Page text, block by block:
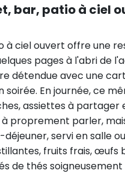
bar, patio à ciel
à ciel ouvert offre une
pages à l'abri de
détendue avec une
soirée. En journée, ce
assiettes à partager
proprement parler,
servi en salle
fruits frais, œufs
de thés